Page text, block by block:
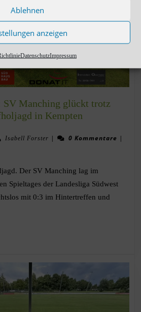
Ablehnen
anzeigen
DatenschutzImpressum
SV Manching glückt trotz
in Kempten
Isabell Forster | 0 Kommentare |
Der SV Manching lag im
Spieltages der Landesliga Südwest
mit 0:3 im Hintertreffen und